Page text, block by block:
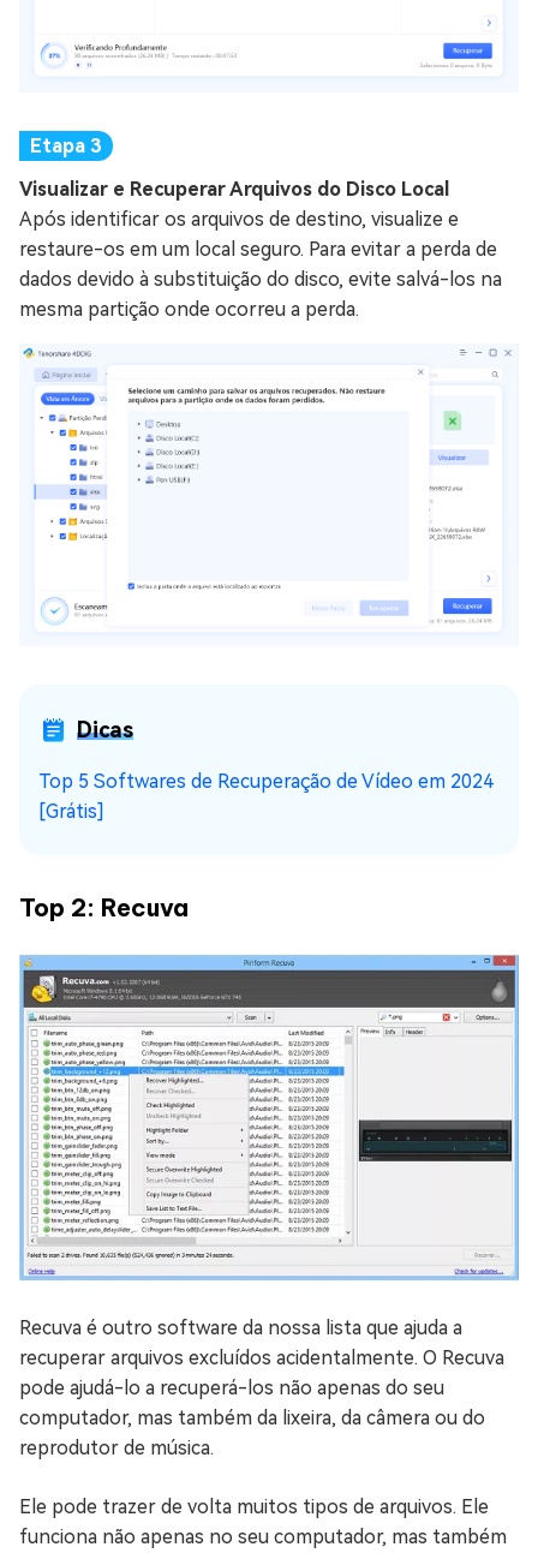
Visualizar e Recuperar Arquivos do Disco Local
Após identificar os arquivos de destino, visualize e
restaure-os em um local seguro. Para evitar a perda de
dados devido à substituição do disco, evite salvá-los na
mesma partição onde ocorreu a perda.
Dicas
Top 5 Softwares de Recuperação de Vídeo em 2024
[Grátis]
Top 2: Recuva
Recuva é outro software da nossa lista que ajuda a
recuperar arquivos excluídos acidentalmente. O Recuva
pode ajudá-lo a recuperá-los não apenas do seu
computador, mas também da lixeira, da câmera ou do
reprodutor de música.
Ele pode trazer de volta muitos tipos de arquivos. Ele
funciona não apenas no seu computador, mas também